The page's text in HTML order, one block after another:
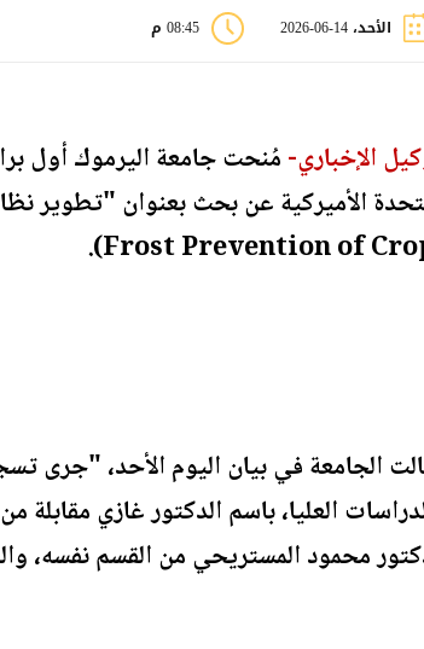
الأحد، 14-06-2026 08:45 م
الإخباري-مُنحت جامعة اليرموك أول
Frost Prevention of
الجامعة في بيان اليوم الأحد، "جرى
العليا، باسم الدكتور غازي
محمود المستريحي من القسم نفسه،